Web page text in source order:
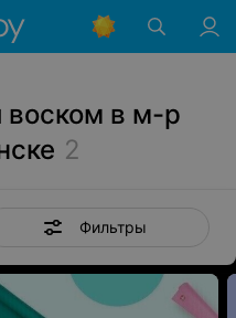
воском в м-р
2
Фильтры